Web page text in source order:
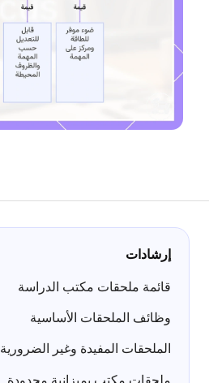
إرشادات
قائمة ملحقات مكتب الدراسة
وظائف الملحقات الأساسية
الملحقات المفيدة وغير الضرورية